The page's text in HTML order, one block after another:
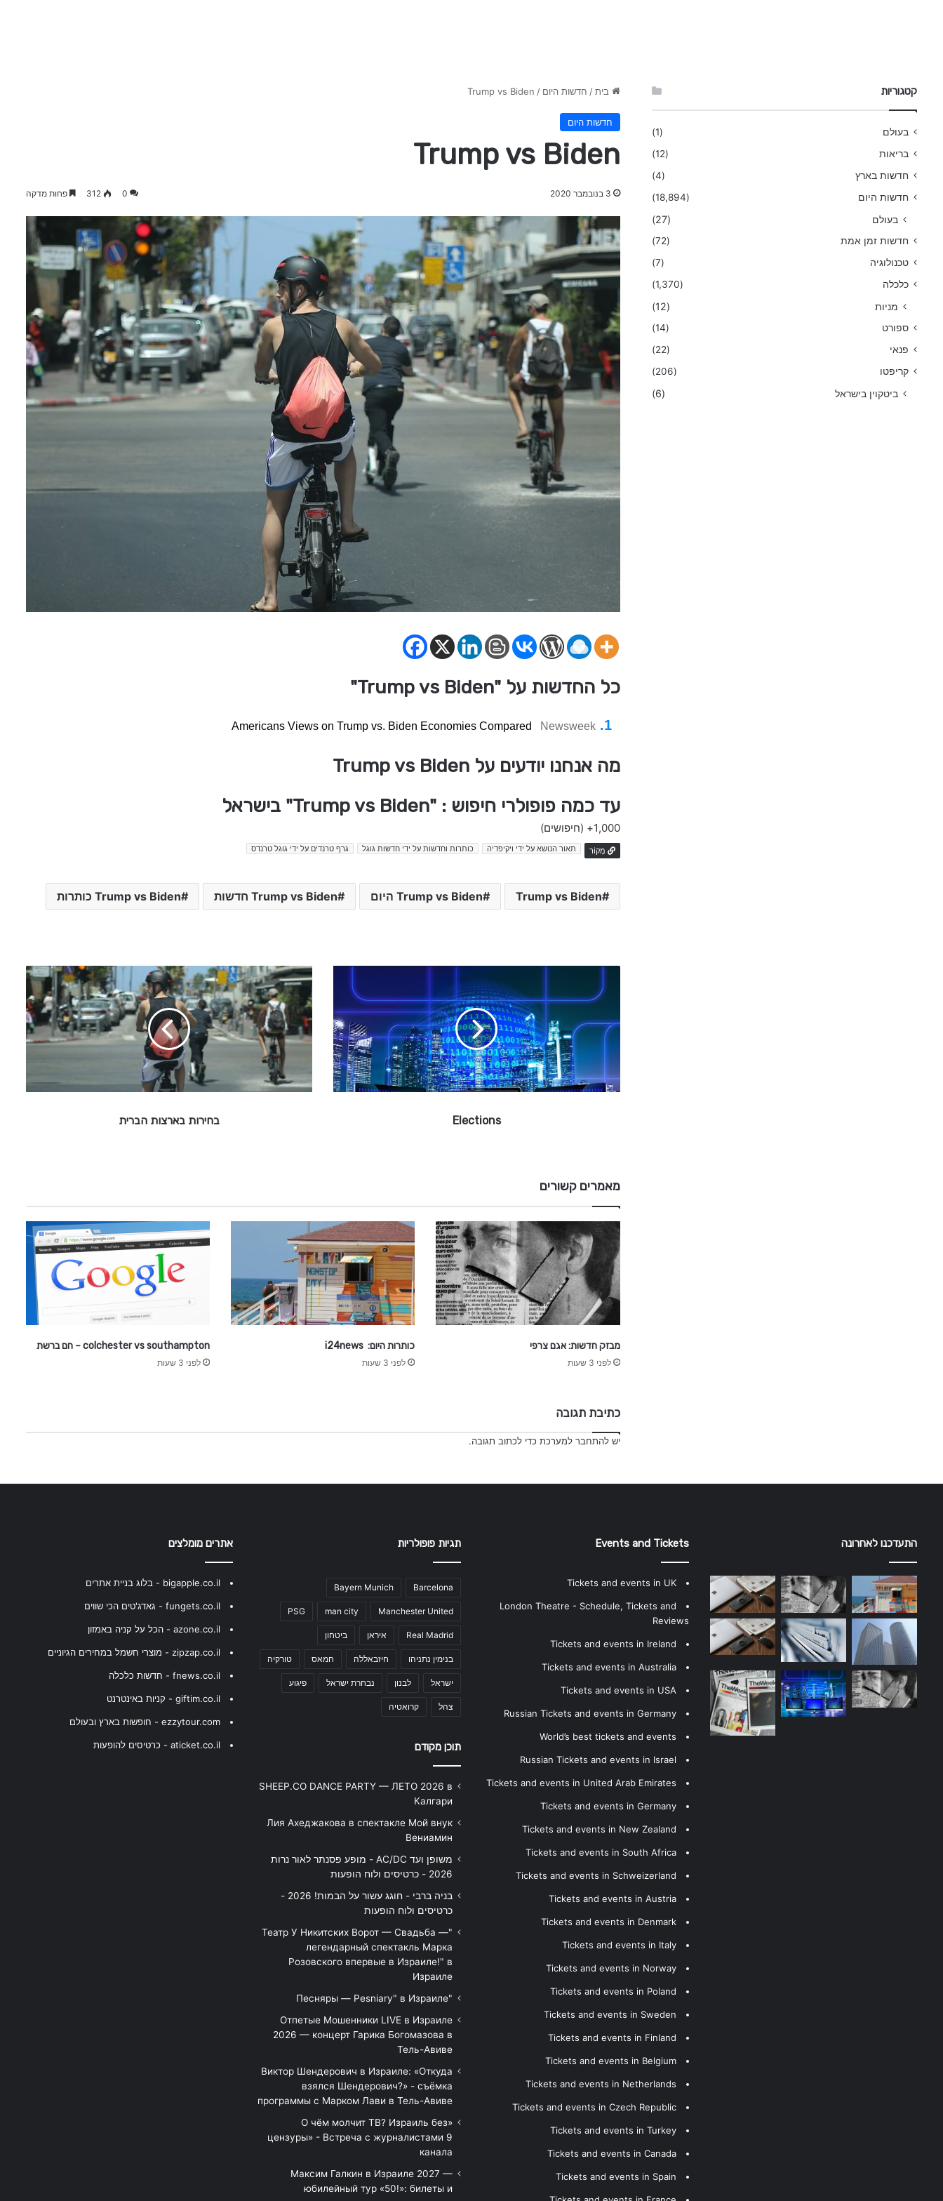
בית / חדשות היום /
Trump vs Biden
חדשות היום
Trump vs Biden
3 בנובמבר 2020 0
312 פחות מדקה
כל החדשות על "Trump vs Biden"
Americans Views on Trump vs. Biden Economies Compared Newsweek
מה אנחנו יודעים על Trump vs Biden
עד כמה פופולרי חיפוש : "Trump vs Biden" בישראל
1,000+ (חיפושים)
מָקוֹר תאור הנושא על ידי ויקיפדיה כותרות וחדשות על ידי חדשות גוגל גרף טרנדים על ידי גוגל טרנדס
Trump vs Biden Trump vs Biden היום Trump vs Biden חדשות Trump vs Biden כותרות
c
n
s
Elections
ב
ח
י
ר
ו
ת
א
ר
ת
בחירות בארצות הברית
מאמרים קשורים
מבזק חדשות: אגם צרפי
לפני 3 שעות
כותרות היום: i24news
לפני 3 שעות
colchester vs southampton – חם ברשת
לפני 3 שעות
כתיבת תגובה
ישלהתחבר למערכת כדי לכתוב תגובה.
קטגוריות
בעולם
(1)
בריאות
(12)
חדשות בארץ
(4)
חדשות היום
(18,894)
בעולם (27)
חדשות זמן אמת
(72)
טכנולוגיה
(7)
כלכלה
(1,370)
מניות (12)
ספורט
(14)
פנאי
(22)
קריפטו
(206)
ביטקוין בישראל (6)
התעדכנו לאחרונה Events and Tickets
Tickets and events in UK
London Theatre - Schedule, Tickets and
Reviews
Tickets and events in Ireland
Tickets and events in Australia
Tickets and events in USA
Russian Tickets and events in Germany
World’s best tickets and events
Russian Tickets and events in Israel
Tickets and events in United Arab Emirates
Tickets and events in Germany
Tickets and events in New Zealand
Tickets and events in South Africa
Tickets and events in Schweizerland
Tickets and events in Austria
Tickets and events in Denmark
Tickets and events in Italy
Tickets and events in Norway
Tickets and events in Poland
Tickets and events in Sweden
Tickets and events in Finland
Tickets and events in Belgium
Tickets and events in Netherlands
Tickets and events in Czech Republic
Tickets and events in Turkey
Tickets and events in Canada
Tickets and events in Spain
תגיות פופולריות
Barcelona
Bayern Munich
Manchester United
man city
PSG
Real Madrid איראן ביטחון
בנימין נתניהו חיזבאללה חמאס טורקיה
ישראל לבנון נבחרת ישראל פיגוע
צהל קרואטיה
תוכן מקודם
SHEEP.CO DANCE PARTY — ЛЕТО 2026 в
Калгари
Лия Ахеджакова в спектакле Мой внук
Вениамин
משופן ועד AC/DC - מופע פסנתר לאור נרות
2026 - כרטיסים ולוח הופעות
בניה ברבי - חוגג עשור על הבמות! 2026 -
כרטיסים ולוח הופעות
"Театр У Никитских Ворот — Свадьба —
легендарный спектакль Марка
Розовского впервые в Израиле!" в
Израиле
"Песняры — Pesniary" в Израиле
Отпетые Мошенники LIVE в Израиле
2026 — концерт Гарика Богомазова в
Тель-Авиве
Виктор Шендерович в Израиле: «Откуда
взялся Шендерович?» - съёмка
программы с Марком Лави в Тель-Авиве
«О чём молчит ТВ? Израиль без
цензуры» - Встреча с журналистами 9
канала
Максим Галкин в Израиле 2027 —
юбилейный тур «50!»: билеты и
אתרים מומלצים
bigapple.co.il - בלוג בניית אתרים
fungets.co.il - גאדג'טים הכי שווים
azone.co.il - הכל על קניה באמזון
zipzap.co.il - מוצרי חשמל במחירים הגיוניים
fnews.co.il - חדשות כלכלה
giftim.co.il - קניות באינטרנט
ezzytour.com - חופשות בארץ ובעולם
aticket.co.il - כרטיסים להופעות